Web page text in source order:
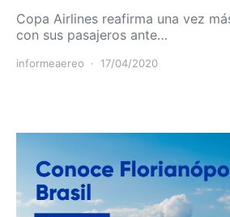
Copa Airlines reafirma una vez
con sus pasajeros ante…
informeaereo 17/04/2020